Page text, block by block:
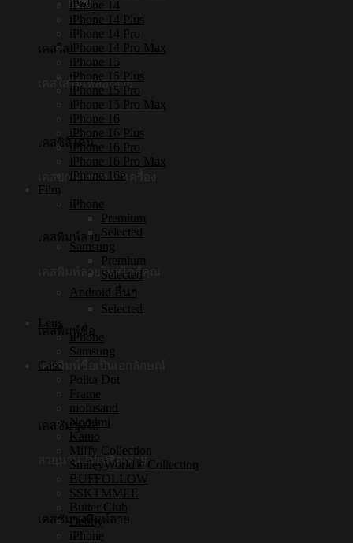
iPad
เคสใส
เคสใสไม่เหลืองง่าย
เคสซิลิโคน
เคสปกป้องรอบตัวเครื่อง
เคสพิมพ์ลาย
เคสพิมพ์ลายในสไตล์คุณ
เคสพิมพ์ชื่อ
เคสพิมพ์ชื่อเป็นเอกลักษณ์
เคสซัมซุงใส
สวยนาน ไม่เหลืองง่าย
เคสซัมซุงพิมพ์ลาย
iPhone 14
iPhone 14 Plus
iPhone 14 Pro
iPhone 14 Pro Max
iPhone 15
iPhone 15 Plus
iPhone 15 Pro
iPhone 15 Pro Max
iPhone 16
iPhone 16 Plus
iPhone 16 Pro
iPhone 16 Pro Max
iPhone 16e
Film
iPhone
Premium
Selected
Samsung
Premium
Selected
Android อื่นๆ
Selected
Lens
iPhone
Samsung
Case
Polka Dot
Frame
mofusand
Noodmi
Kamo
Miffy Collection
SmileyWorld® Collection
BUFFOLLOW
SSKTMMEE
Butter Club
Debby
iPhone